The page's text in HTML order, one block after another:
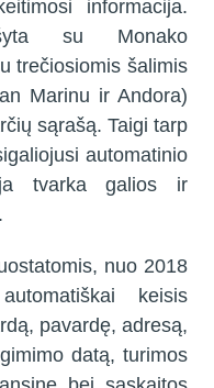
informacija.
su Monako
trečiosiomis šalimis
Marinu ir Andora)
sąrašą. Taigi tarp
automatinio
tvarka galios ir
nuo 2018
keisis
pavardę, adresą,
datą, turimos